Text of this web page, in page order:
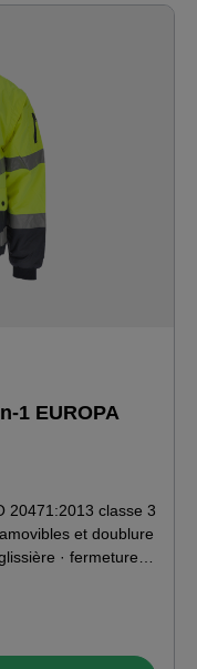
1 EUROPA
20471:2013 classe 3
· fermeture à